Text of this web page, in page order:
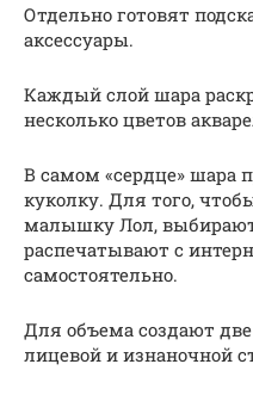
Отдельно готовят
аксессуары.
Каждый слой шара
несколько цветов
В самом «сердце»
куколку. Для того,
малышку Лол,
распечатывают с
самостоятельно.
Для объема создают
лицевой и изнаночной